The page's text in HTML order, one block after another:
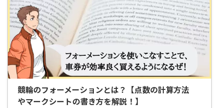
競輪のフォーメーションとは？【点数の計算方法
やマークシートの書き方を解説！】